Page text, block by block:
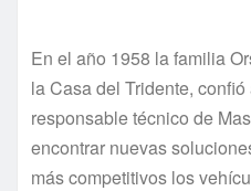
En el año 1958 la familia
la Casa del Tridente,
responsable técnico de
encontrar nuevas
más competitivos los